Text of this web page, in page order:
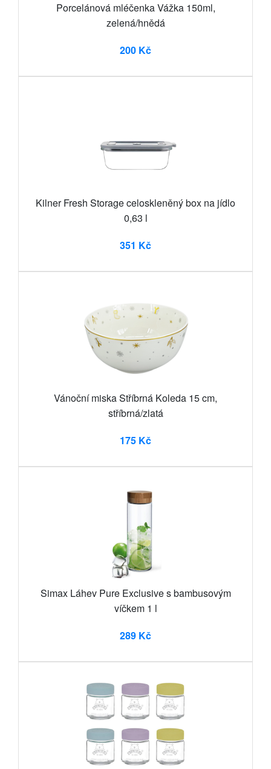
Porcelánová mléčenka Vážka 150ml,
zelená/hnědá
200 Kč
Kilner Fresh Storage celoskleněný box na jídlo
0,63 l
351 Kč
Vánoční miska Stříbrná Koleda 15 cm,
stříbrná/zlatá
175 Kč
Simax Láhev Pure Exclusive s bambusovým
víčkem 1 l
289 Kč